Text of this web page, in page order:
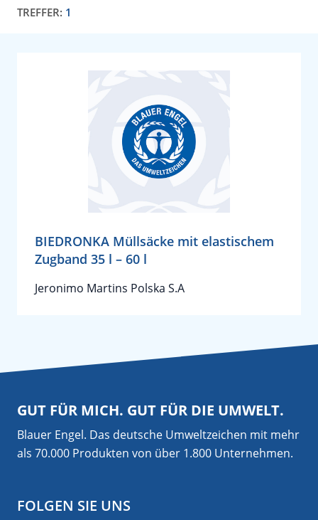
TREFFER: 1
BIEDRONKA Müllsäcke mit elastischem
Zugband 35 l – 60 l
Jeronimo Martins Polska S.A
GUT FÜR MICH. GUT FÜR DIE UMWELT.
Blauer Engel. Das deutsche Umweltzeichen mit mehr
als 70.000 Produkten von über 1.800 Unternehmen.
FOLGEN SIE UNS